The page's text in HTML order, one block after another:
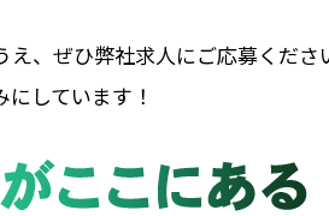
え、ぜひ弊社求人にご応募くださ
しています！